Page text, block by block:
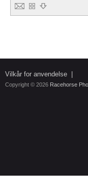
Vilkår for anvendelse
Copyright © 2026 Racehorse